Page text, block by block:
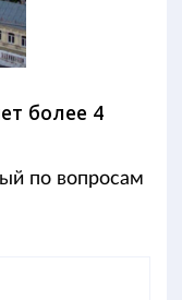
более 4
по вопросам